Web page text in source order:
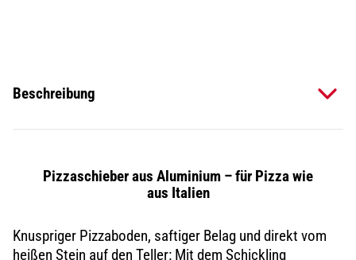
GRILLTISCH - PIZZA
GRILLBÜRSTE MIT
16,50 €*
Beschreibung
Pizzaschieber aus Aluminium – für Pizza wie
aus Italien
Knuspriger Pizzaboden, saftiger Belag und direkt vom
heißen Stein auf den Teller: Mit dem Schickling